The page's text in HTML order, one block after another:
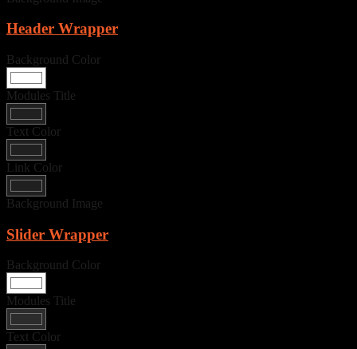
Header Wrapper
Background Color
Modules Title
Text Color
Link Color
Background Image
Slider Wrapper
Background Color
Modules Title
Text Color